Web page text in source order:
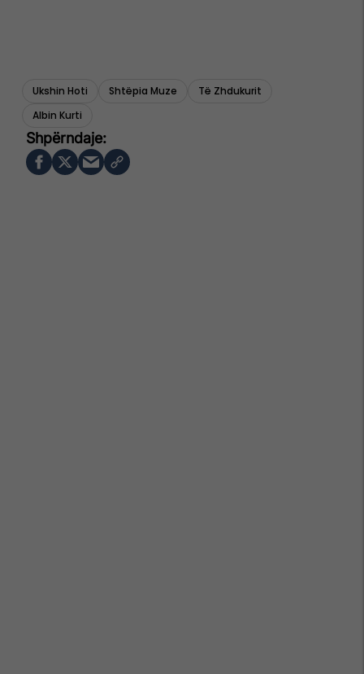
Ukshin Hoti Shtëpia Muze
Të Zhdukurit
Albin Kurti